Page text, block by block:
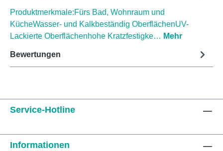
Produktmerkmale:Fürs Bad, Wohnraum und
KücheWasser- und Kalkbeständig OberflächenUV-
Lackierte Oberflächenhohe Kratzfestigke… Mehr
Bewertungen
Service-Hotline
Informationen